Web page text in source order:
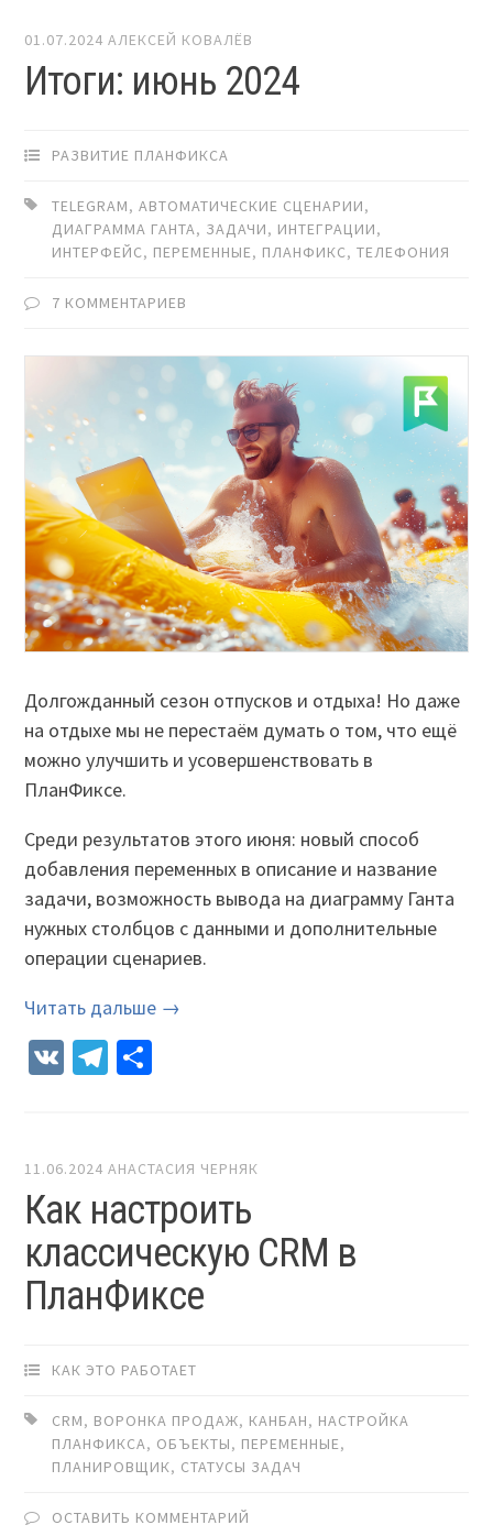
01.07.2024 АЛЕКСЕЙ КОВАЛЁВ
Итоги: июнь 2024
РАЗВИТИЕ ПЛАНФИКСА
TELEGRAM,АВТОМАТИЧЕСКИЕ СЦЕНАРИИ,
ДИАГРАММА ГАНТА, ЗАДАЧИ, ИНТЕГРАЦИИ,
ИНТЕРФЕЙС, ПЕРЕМЕННЫЕ, ПЛАНФИКС,ТЕЛЕФОНИЯ
7 КОММЕНТАРИЕВ
Долгожданный сезон отпусков и отдыха! Но даже
на отдыхе мы не перестаём думать о том, что ещё
можно улучшить и усовершенствовать в
ПланФиксе.
Среди результатов этого июня: новый способ
добавления переменных в описание и название
задачи, возможность вывода на диаграмму Ганта
нужных столбцов с данными и дополнительные
операции сценариев.
Читать дальше →
VK Telegram
11.06.2024 АНАСТАСИЯ ЧЕРНЯК
Как настроить
классическую CRM в
ПланФиксе
КАК ЭТО РАБОТАЕТ
CRM, ВОРОНКА ПРОДАЖ, КАНБАН, НАСТРОЙКА
ПЛАНФИКСА, ОБЪЕКТЫ, ПЕРЕМЕННЫЕ,
ПЛАНИРОВЩИК, СТАТУСЫ ЗАДАЧ
ОСТАВИТЬ КОММЕНТАРИЙ